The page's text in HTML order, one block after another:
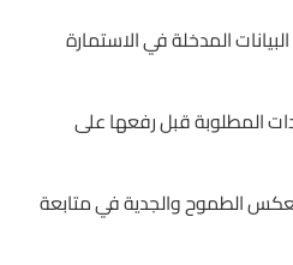
المدخلة في الاستمارة
المطلوبة قبل رفعها على
الطموح والجدية في متابعة